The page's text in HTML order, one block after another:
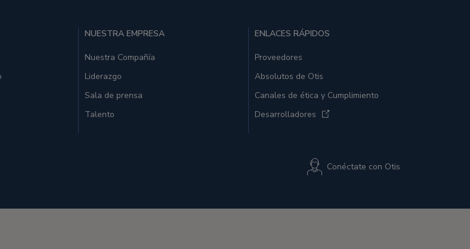
NUESTRA EMPRESA
Nuestra Compañía
Liderazgo
Sala de prensa
Talento
ENLACES RÁPIDOS
Proveedores
Absolutos de Otis
Canales de ética y Cumplimiento
Desarrolladores
Conéctate con Otis